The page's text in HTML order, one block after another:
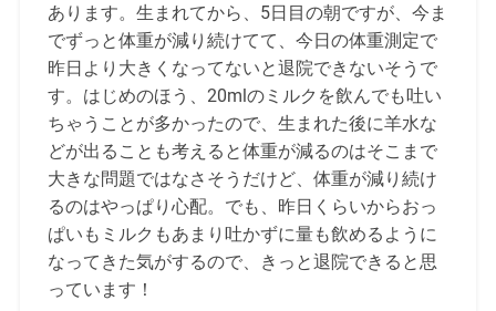
あります。生まれてから、5日目の朝ですが、今ま
でずっと体重が減り続けてて、今日の体重測定で
昨日より大きくなってないと退院できないそうで
す。はじめのほう、20mlのミルクを飲んでも吐い
ちゃうことが多かったので、生まれた後に羊水な
どが出ることも考えると体重が減るのはそこまで
大きな問題ではなさそうだけど、体重が減り続け
るのはやっぱり心配。でも、昨日くらいからおっ
ぱいもミルクもあまり吐かずに量も飲めるように
なってきた気がするので、きっと退院できると思
っています！